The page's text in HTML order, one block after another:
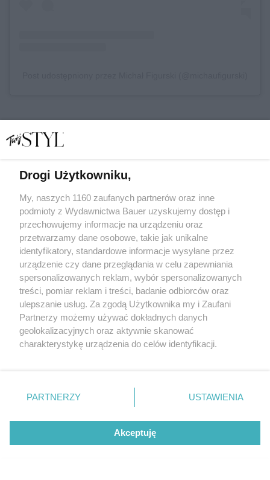
UDOSTĘPNIJ
Beata Biały
Zobacz również
Drogi Użytkowniku,
My, naszych 1160 zaufanych partnerów oraz inne
podmioty z Wydawnictwa Bauer uzyskujemy dostęp i
przechowujemy informacje na urządzeniu oraz
przetwarzamy dane osobowe, takie jak unikalne
identyfikatory, standardowe informacje wysyłane przez
urządzenie czy dane przeglądania w celu zapewniania
spersonalizowanych reklam, wybór spersonalizowanych
treści, pomiar reklam i treści, badanie odbiorców oraz
ulepszanie usług. Za zgodą Użytkownika my i Zaufani
Partnerzy możemy używać dokładnych danych
geolokalizacyjnych oraz aktywnie skanować
charakterystykę urządzenia do celów identyfikacji.
zmienić/wycofać klikając przycisk ustawień prywatności
znajdujący się w lewym dolnym rogu strony
rodzaje przetwarzania danych nie wymagają zgody
użytkownika, ale masz prawo sprzeciwić się takiemu
PARTNERZY USTAWIENIA
Akceptuję